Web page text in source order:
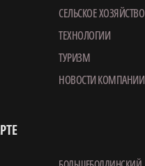
СЕЛЬСКОЕ ХОЗЯЙСТВО
ТЕХНОЛОГИИ
ТУРИЗМ
НОВОСТИ КОМПАНИИ